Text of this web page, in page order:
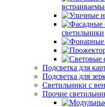
светильники
Подсветка для
Подсветка для
Светильники с
Прочие